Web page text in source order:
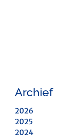
Archief
2026
2025
2024